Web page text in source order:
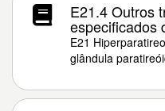
E21.4 Outros
especificados
E21
glândula